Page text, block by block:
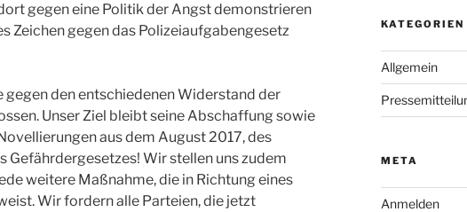
gegen eine Politik der Angst demonstrieren
Zeichen gegen das Polizeiaufgabengesetz
gegen den entschiedenen Widerstand der
Unser Ziel bleibt seine Abschaffung sowie
aus dem August 2017, des
Gefährdergesetzes! Wir stellen uns zudem
weitere Maßnahme, die in Richtung eines
Wir fordern alle Parteien, die jetzt
KATEGORIEN
Allgemein
META
Anmelden